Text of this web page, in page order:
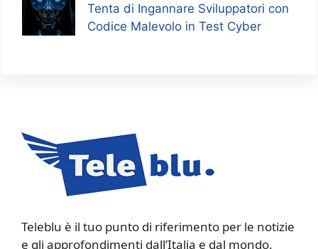
Tenta di Ingannare Sviluppatori con
Codice Malevolo in Test Cyber
Teleblu è il tuo punto di riferimento per le notizie
e gli approfondimenti dall’Italia e dal mondo.